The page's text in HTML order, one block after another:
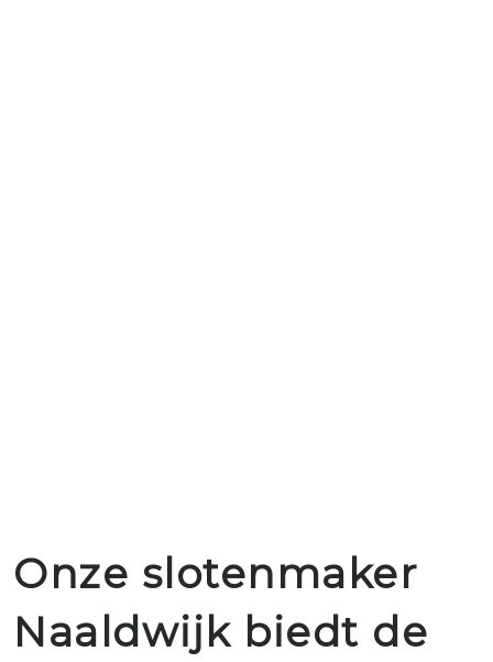
Onze slotenmaker
Naaldwijk biedt de